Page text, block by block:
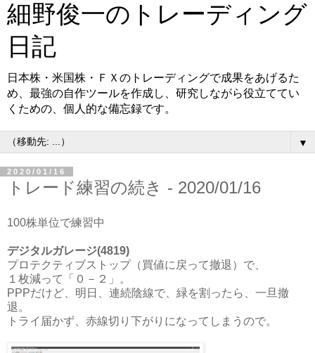
細野俊一のトレーディング
日記
日本株・米国株・ＦＸのトレーディングで成果をあげるた
め、最強の自作ツールを作成し、研究しながら役立ててい
くための、個人的な備忘録です。
▼
2020/01/16
トレード練習の続き - 2020/01/16
100株単位で練習中
デジタルガレージ(4819)
プロテクティブストップ（買値に戻って撤退）で、
１枚減って「０－２」。
PPPだけど、明日、連続陰線で、緑を割ったら、一旦撤
退。
トライ届かず、赤線切り下がりになってしまうので。